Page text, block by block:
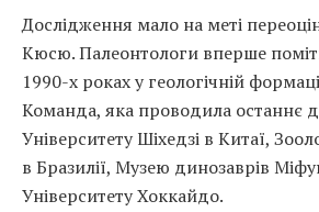
Дослідження мало на меті
Кюсю. Палеонтологи вперше
1990-х роках у геологічній
Команда, яка проводила останнє
Університету Шіхедзі в Китаї,
в Бразилії, Музею динозаврів
Університету Хоккайдо.